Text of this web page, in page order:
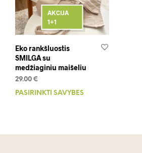
AKCIJA
1+1
Eko rankšluostis
SMILGA su
medžiaginiu maišeliu
29.00 €
PASIRINKTI SAVYBES
variants.